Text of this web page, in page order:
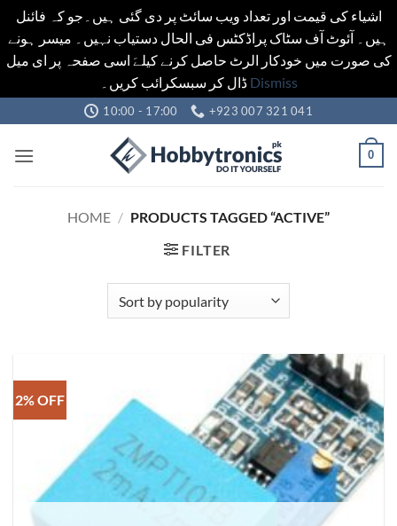
اشیاء کی قیمت اور تعداد ویب سائٹ پر دی گئی ہیں۔جو کہ فائنل
ہیں۔ آئوٹ آف سٹاک پراڈکٹس فی الحال دستیاب نہیں۔ میسر ہونے
کی صورت میں خودکار الرٹ حاصل کرنے کیلےَ اسی صفحہ پر ای میل
ڈال کر سبسکرائب کریں۔ Dismiss
to
content
10:00 - 17:00 +923 007 321 041
0
HOME / PRODUCTS TAGGED “ACTIVE”
FILTER
2% OFF